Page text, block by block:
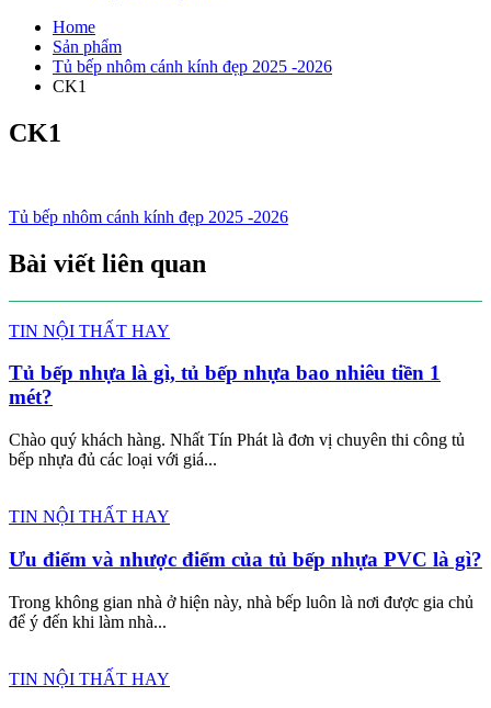
Home
Sản phẩm
Tủ bếp nhôm cánh kính đẹp 2025 -2026
CK1
CK1
Điều
hướng
bài
viết
Tủ bếp nhôm cánh kính đẹp 2025 -2026
Bài viết liên quan
TIN NỘI THẤT HAY
Tủ bếp nhựa là gì, tủ bếp nhựa bao nhiêu tiền 1
mét?
Chào quý khách hàng. Nhất Tín Phát là đơn vị chuyên thi công tủ
bếp nhựa đủ các loại với giá...
TIN NỘI THẤT HAY
Ưu điểm và nhược điểm của tủ bếp nhựa PVC là gì?
Trong không gian nhà ở hiện này, nhà bếp luôn là nơi được gia chủ
để ý đến khi làm nhà...
TIN NỘI THẤT HAY